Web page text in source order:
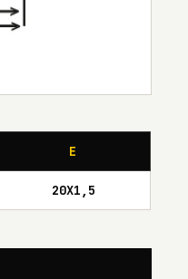
E
20X1,5